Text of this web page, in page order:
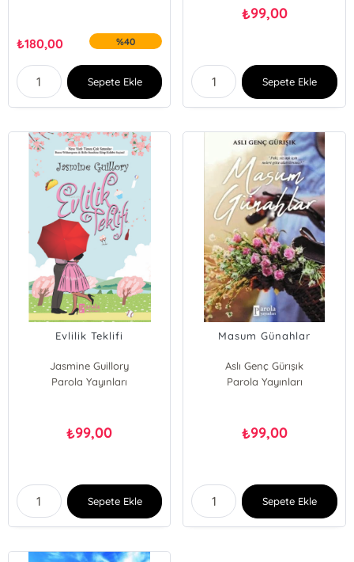
₺180,00 %40
Sepete Ekle
₺99,00
Sepete Ekle
Evlilik Teklifi
Jasmine Guillory
Parola Yayınları
₺99,00
Sepete Ekle
Masum Günahlar
Aslı Genç Gürışık
Parola Yayınları
₺99,00
Sepete Ekle